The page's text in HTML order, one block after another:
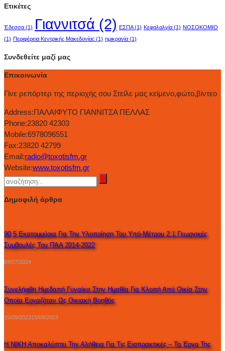
Ετικέτες
Έδεσσα (1) Γιαννιτσά (2) ΕΣΠΑ(1) Κεφαλαλγία (1) ΝΟΣΟΚΟΜΙΟ
(1) Περιφέρεια Κεντρικής Μακεδονίας (1) ημικρανία (1)
Συνδεθείτε μαζί μας
Επικοινωνία
Γίνε ρεπόρτερ της περιοχής σου Στείλε μας κείμενο,φώτο,βίντεο
Address:ΠΑΛΑΙΦΥΤΟ ΓΙΑΝΝΙΤΣΑ ΠΕΛΛΑΣ
Phone:23820 42303
Mobile:6978096551
Fax:23820 42799
Email:radio@toxotisfm.gr
Website:www.toxotisfm.gr
Δημοφιλή άρθρα
90,5 Εκατομμύρια Για Την Υλοποίηση Του Υπό-Μέτρου 2.1 Γεωργικές
Συμβουλές Του ΠΑΑ 2014-2022
04/07/2024
Συνελήφθη Ημεδαπή Γυναίκα Στην Ημαθία Για Κλοπή Από Οικία Στην
Οποία Εργαζόταν Ως Οικιακή Βοηθός
15/09/202315/09/2023
Η ΝΙΚΗ Αποκαλύπτει Την Αλήθεια Για Τις Εισπρακτικές – Το Έργο Της